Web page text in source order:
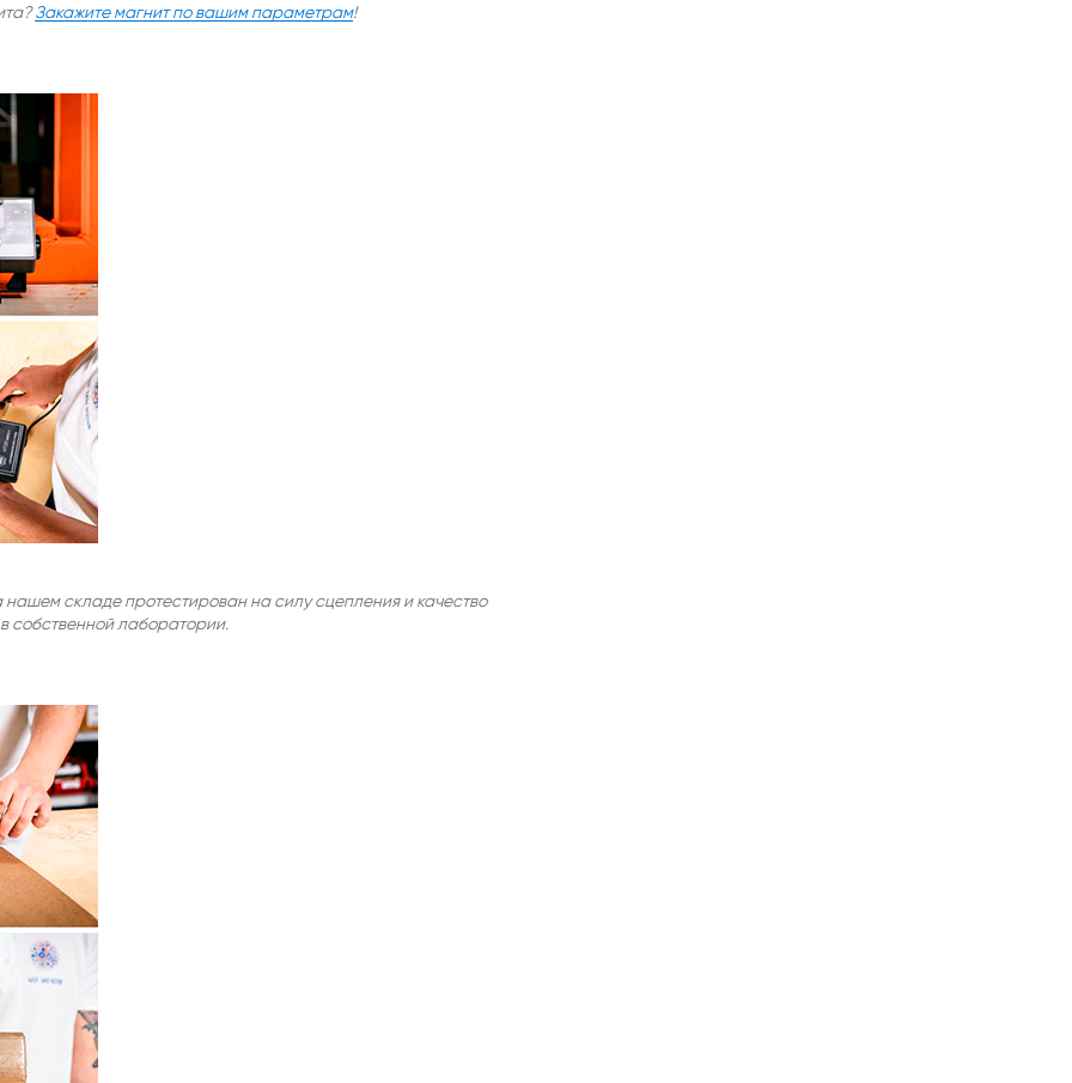
Закажите магнит по вашим параметрам!
складе протестирован на силу сцепления и качество
собственной лаборатории.